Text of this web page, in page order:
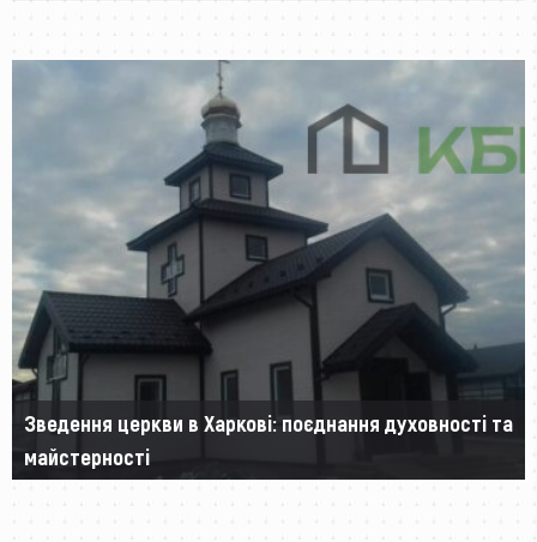
Зведення церкви в Харкові: поєднання духовності та
майстерності